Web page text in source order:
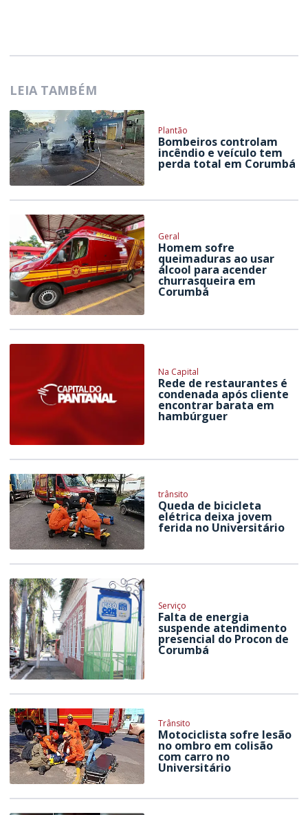
LEIA TAMBÉM
Plantão
Bombeiros controlam
incêndio e veículo tem
perda total em Corumbá
Geral
Homem sofre
queimaduras ao usar
álcool para acender
churrasqueira em
Corumbá
Na Capital
Rede de restaurantes é
condenada após cliente
encontrar barata em
hambúrguer
trânsito
Queda de bicicleta
elétrica deixa jovem
ferida no Universitário
Serviço
Falta de energia
suspende atendimento
presencial do Procon de
Corumbá
Trânsito
Motociclista sofre lesão
no ombro em colisão
com carro no
Universitário